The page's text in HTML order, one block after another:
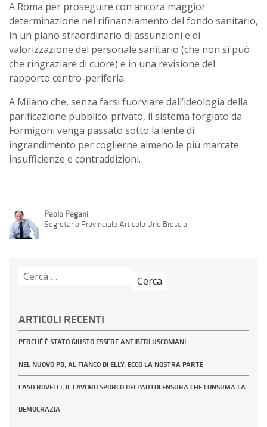
A Roma per proseguire con ancora maggior
determinazione nel rifinanziamento del fondo sanitario,
in un piano straordinario di assunzioni e di
valorizzazione del personale sanitario (che non si può
che ringraziare di cuore) e in una revisione del
rapporto centro-periferia.
A Milano che, senza farsi fuorviare dall’ideologia della
parificazione pubblico-privato, il sistema forgiato da
Formigoni venga passato sotto la lente di
ingrandimento per coglierne almeno le più marcate
insufficienze e contraddizioni.
Paolo Pagani
Segretario Provinciale Articolo Uno Brescia
Ricerca
ARTICOLI RECENTI
PERCHÉ È STATO GIUSTO ESSERE ANTIBERLUSCONIANI
NEL NUOVO PD, AL FIANCO DI ELLY. ECCO LA NOSTRA PARTE
CASO ROVELLI, IL LAVORO SPORCO DELL’AUTOCENSURA CHE CONSUMA LA
DEMOCRAZIA